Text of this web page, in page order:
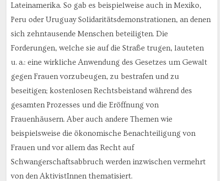
Lateinamerika. So gab es beispielweise auch in Mexiko,
Peru oder Uruguay Solidaritätsdemonstrationen, an denen
sich zehntausende Menschen beteiligten. Die
Forderungen, welche sie auf die Straße trugen, lauteten
u. a.: eine wirkliche Anwendung des Gesetzes um Gewalt
gegen Frauen vorzubeugen, zu bestrafen und zu
beseitigen; kostenlosen Rechtsbeistand während des
gesamten Prozesses und die Eröffnung von
Frauenhäusern. Aber auch andere Themen wie
beispielsweise die ökonomische Benachteiligung von
Frauen und vor allem das Recht auf
Schwangerschaftsabbruch werden inzwischen vermehrt
von den AktivistInnen thematisiert.